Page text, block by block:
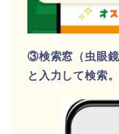
③検索窓（虫眼鏡
と入力して検索。